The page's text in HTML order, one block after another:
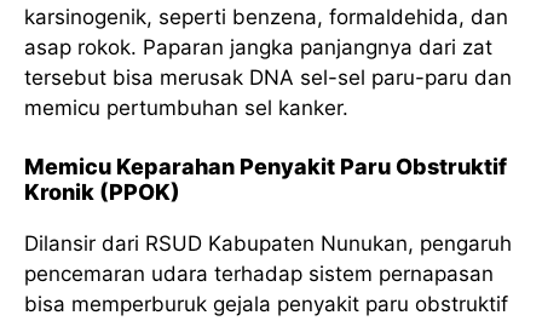
karsinogenik, seperti benzena, formaldehida, dan
asap rokok. Paparan jangka panjangnya dari zat
tersebut bisa merusak DNA sel-sel paru-paru dan
memicu pertumbuhan sel kanker.
Memicu Keparahan Penyakit Paru Obstruktif
Kronik (PPOK)
Dilansir dari RSUD Kabupaten Nunukan, pengaruh
pencemaran udara terhadap sistem pernapasan
bisa memperburuk gejala penyakit paru obstruktif